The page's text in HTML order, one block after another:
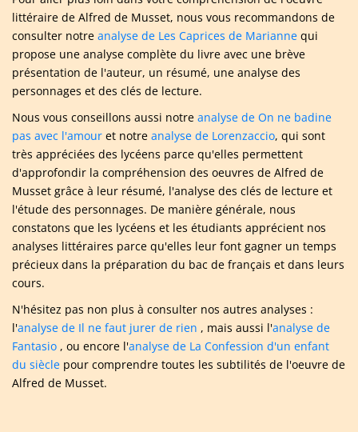
littéraire de Alfred de Musset, nous vous recommandons de
consulter notre analyse de Les Caprices de Marianne qui
propose une analyse complète du livre avec une brève
présentation de l'auteur, un résumé, une analyse des
personnages et des clés de lecture.
Nous vous conseillons aussi notre analyse de On ne badine
pas avec l'amour et notre analyse de Lorenzaccio, qui sont
très appréciées des lycéens parce qu'elles permettent
d'approfondir la compréhension des oeuvres de Alfred de
Musset grâce à leur résumé, l'analyse des clés de lecture et
l'étude des personnages. De manière générale, nous
constatons que les lycéens et les étudiants apprécient nos
analyses littéraires parce qu'elles leur font gagner un temps
précieux dans la préparation du bac de français et dans leurs
cours.
N'hésitez pas non plus à consulter nos autres analyses :
l'analyse de Il ne faut jurer de rien , mais aussi l'analyse de
Fantasio , ou encore l'analyse de La Confession d'un enfant
du siècle pour comprendre toutes les subtilités de l'oeuvre de
Alfred de Musset.